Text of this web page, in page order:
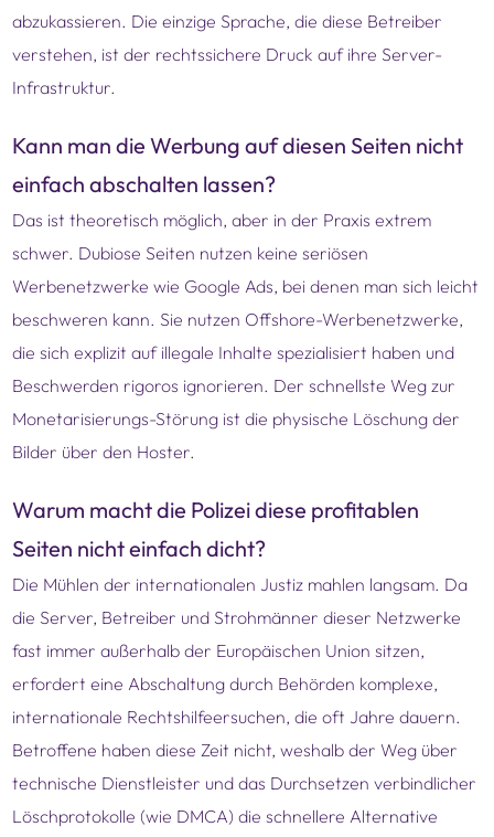
abzukassieren. Die einzige Sprache, die diese Betreiber
verstehen, ist der rechtssichere Druck auf ihre Server-
Infrastruktur.
Kann man die Werbung auf diesen Seiten nicht
einfach abschalten lassen?
Das ist theoretisch möglich, aber in der Praxis extrem
schwer. Dubiose Seiten nutzen keine seriösen
Werbenetzwerke wie Google Ads, bei denen man sich leicht
beschweren kann. Sie nutzen Offshore-Werbenetzwerke,
die sich explizit auf illegale Inhalte spezialisiert haben und
Beschwerden rigoros ignorieren. Der schnellste Weg zur
Monetarisierungs-Störung ist die physische Löschung der
Bilder über den Hoster.
Warum macht die Polizei diese profitablen
Seiten nicht einfach dicht?
Die Mühlen der internationalen Justiz mahlen langsam. Da
die Server, Betreiber und Strohmänner dieser Netzwerke
fast immer außerhalb der Europäischen Union sitzen,
erfordert eine Abschaltung durch Behörden komplexe,
internationale Rechtshilfeersuchen, die oft Jahre dauern.
Betroffene haben diese Zeit nicht, weshalb der Weg über
technische Dienstleister und das Durchsetzen verbindlicher
Löschprotokolle (wie DMCA) die schnellere Alternative